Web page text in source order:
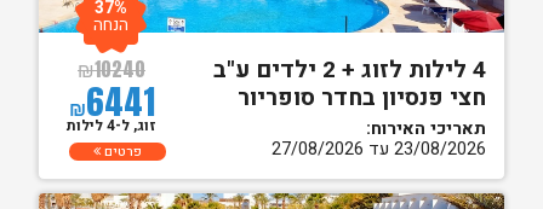
4 לילות לזוג + 2 ילדים ע"ב
חצי פנסיון בחדר סופריור
תאריכי האירוח:
23/08/2026 עד 27/08/2026
₪10240
₪6441
37%
הנחה
זוג, ל-4 לילות
פרטים